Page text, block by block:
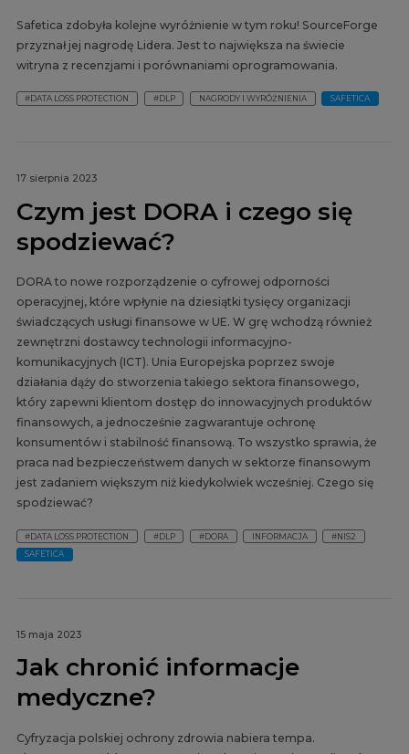
Safetica zdobyła kolejne wyróżnienie w tym roku! SourceForge
przyznał jej nagrodę Lidera. Jest to największa na świecie
witryna z recenzjami i porównaniami oprogramowania.
#DATA LOSS PROTECTION #DLP NAGRODY I WYRÓŻNIENIA SAFETICA
17 sierpnia 2023
Czym jest DORA i czego się
spodziewać?
DORA to nowe rozporządzenie o cyfrowej odporności
operacyjnej, które wpłynie na dziesiątki tysięcy organizacji
świadczących usługi finansowe w UE. W grę wchodzą również
zewnętrzni dostawcy technologii informacyjno-
komunikacyjnych (ICT). Unia Europejska poprzez swoje
działania dąży do stworzenia takiego sektora finansowego,
który zapewni klientom dostęp do innowacyjnych produktów
finansowych, a jednocześnie zagwarantuje ochronę
konsumentów i stabilność finansową. To wszystko sprawia, że
praca nad bezpieczeństwem danych w sektorze finansowym
jest zadaniem większym niż kiedykolwiek wcześniej. Czego się
spodziewać?
#DATA LOSS PROTECTION #DLP #DORA INFORMACJA
#NIS2
SAFETICA
15 maja 2023
Jak chronić informacje
medyczne?
Cyfryzacja polskiej ochrony zdrowia nabiera tempa.